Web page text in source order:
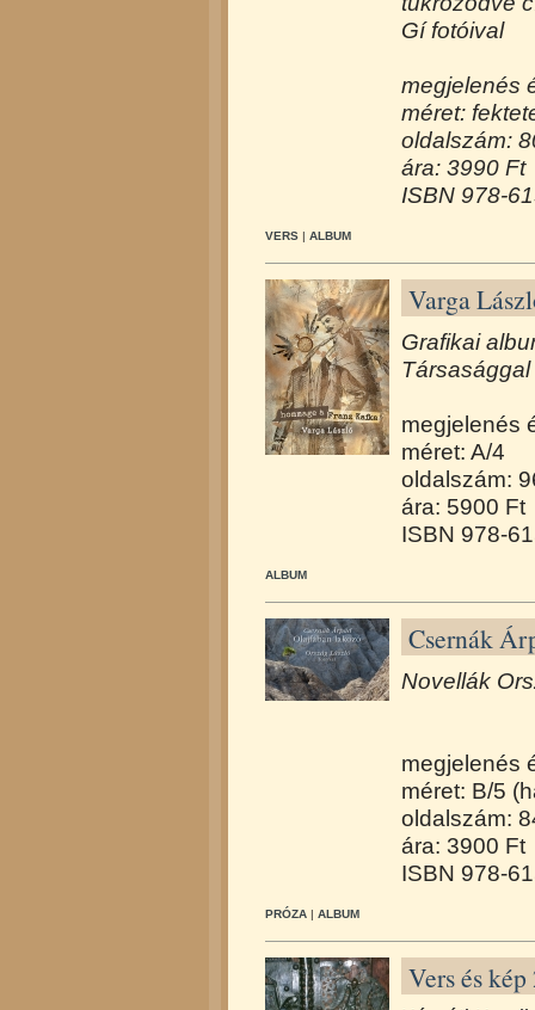
Gí fotóival
megjelenés
méret:
oldalszám:
ára: 3990 Ft
ISBN 978-
VERS | ALBUM
Varga
Grafikai
megjelenés
méret: A/4
oldalszám:
ára: 5900 Ft
ISBN 978-
ALBUM
Csernák
Novellák
megjelenés
méret: B/5
oldalszám:
ára: 3900 Ft
ISBN 978-
PRÓZA | ALBUM
Vers és kép